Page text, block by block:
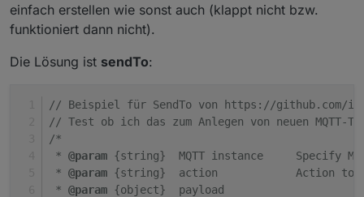
Ich habe es jetzt zusammen mit Tasmota seit heute
Baustellen, es werden z.b. die Wetterdaten vom
Nortpol angezeigt, obwohl ich Lat und Longitude
richtig eingeben habe.
Edit: mit „NSPLocation <Name der Stadt>“ kann
man die richtige Location setzten.
einfach erstellen wie sonst auch (klappt nicht bzw.
funktioniert dann nicht).
Die Lösung ist sendTo:
// Beispiel für SendTo von https://github.com/
// Test ob ich das zum Anlegen von neuen MQTT-
/*
* @param {string}  MQTT instance     Specify
* @param {string}  action            Action to use
* @param {object}  payload